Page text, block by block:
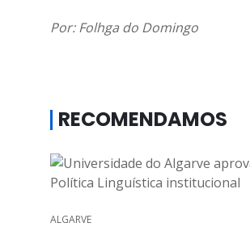
Por: Folhga do Domingo
RECOMENDAMOS
ALGARVE